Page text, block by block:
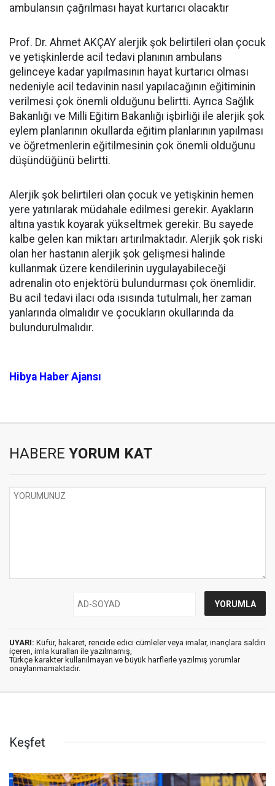
ambulansın çağrılması hayat kurtarıcı olacaktır
Prof. Dr. Ahmet AKÇAY alerjik şok belirtileri olan çocuk
ve yetişkinlerde acil tedavi planının ambulans
gelinceye kadar yapılmasının hayat kurtarıcı olması
nedeniyle acil tedavinin nasıl yapılacağının eğitiminin
verilmesi çok önemli olduğunu belirtti. Ayrıca Sağlık
Bakanlığı ve Milli Eğitim Bakanlığı işbirliği ile alerjik şok
eylem planlarının okullarda eğitim planlarının yapılması
ve öğretmenlerin eğitilmesinin çok önemli olduğunu
düşündüğünü belirtti.
Alerjik şok belirtileri olan çocuk ve yetişkinin hemen
yere yatırılarak müdahale edilmesi gerekir. Ayakların
altına yastık koyarak yükseltmek gerekir. Bu sayede
kalbe gelen kan miktarı artırılmaktadır. Alerjik şok riski
olan her hastanın alerjik şok gelişmesi halinde
kullanmak üzere kendilerinin uygulayabileceği
adrenalin oto enjektörü bulundurması çok önemlidir.
Bu acil tedavi ilacı oda ısısında tutulmalı, her zaman
yanlarında olmalıdır ve çocukların okullarında da
bulundurulmalıdır.
Hibya Haber Ajansı
HABERE YORUM KAT
UYARI: Küfür, hakaret, rencide edici cümleler veya imalar, inançlara saldırı
içeren, imla kuralları ile yazılmamış,
Türkçe karakter kullanılmayan ve büyük harflerle yazılmış yorumlar
onaylanmamaktadır.
Keşfet